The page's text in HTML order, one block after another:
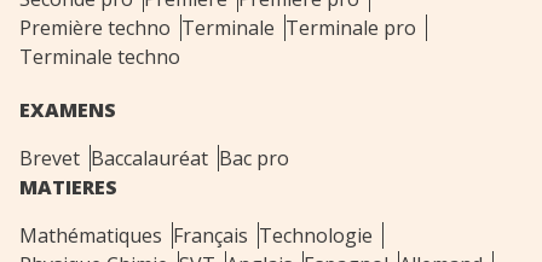
Première techno Terminale Terminale pro
Terminale techno
EXAMENS
Brevet Baccalauréat Bac pro
MATIERES
Mathématiques Français Technologie